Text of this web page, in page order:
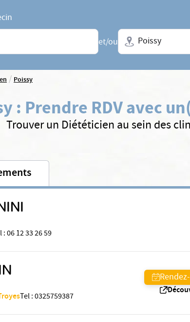
et/ou
Ville + N° de
/Poissy
: Prendre RDV avec
Trouver un Diététicien au sein des
:06 12 33 26 59
Tel:0325759387